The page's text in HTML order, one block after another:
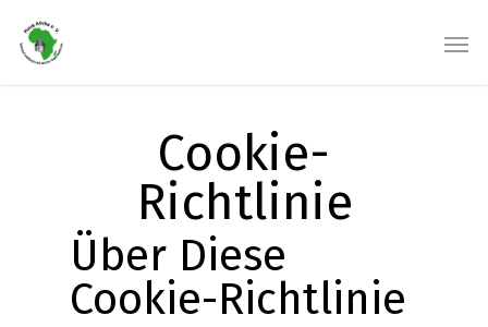
Cookie-
Richtlinie
Über Diese
Cookie-Richtlinie